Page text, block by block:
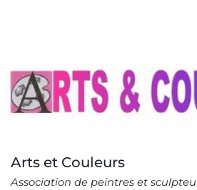
Image
Arts et Couleurs
Association de peintres et